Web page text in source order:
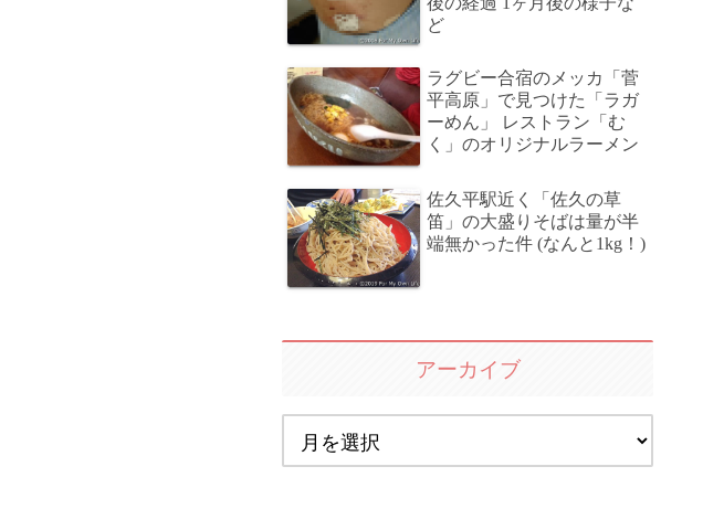
ど
ラグビー合宿のメッカ「菅
平高原」で見つけた「ラガ
ーめん」 レストラン「む
く」のオリジナルラーメン
佐久平駅近く「佐久の草
笛」の大盛りそばは量が半
端無かった件 (なんと1kg！)
アーカイブ